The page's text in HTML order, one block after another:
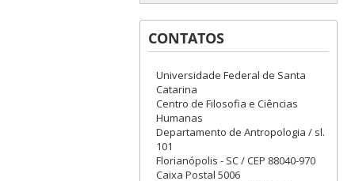
CONTATOS
Universidade Federal de Santa
Catarina
Centro de Filosofia e Ciências
Humanas
Departamento de Antropologia / sl.
101
Florianópolis - SC / CEP 88040-970
Caixa Postal 5006